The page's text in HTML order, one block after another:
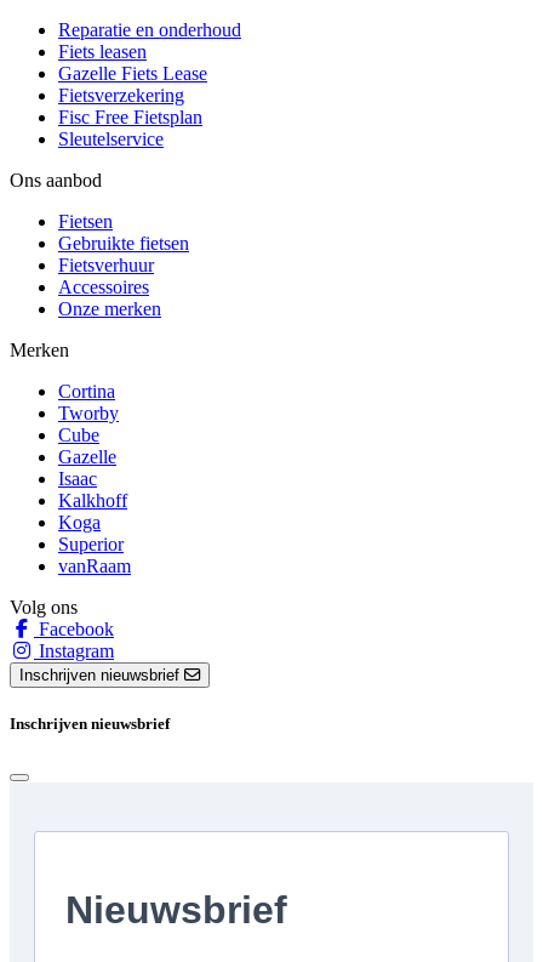
Reparatie en onderhoud
Fiets leasen
Gazelle Fiets Lease
Fietsverzekering
Fisc Free Fietsplan
Sleutelservice
Ons aanbod
Fietsen
Gebruikte fietsen
Fietsverhuur
Accessoires
Onze merken
Merken
Cortina
Tworby
Cube
Gazelle
Isaac
Kalkhoff
Koga
Superior
vanRaam
Volg ons
Facebook
Instagram
Inschrijven nieuwsbrief
Inschrijven nieuwsbrief